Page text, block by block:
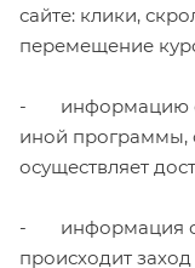
сайте: клики,
перемещение
- информацию о
иной программы,
осуществляет
- информация об
происходит заход